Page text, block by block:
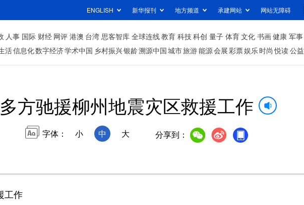
ENGLISH 新华报刊 地方频道 承建网站 网站无障碍
人事 国际 财经 网评 港澳 台湾 思客智库 全球连线教育 科技科创 量子 体育文化 书画健康 军事
活信息化数字经济学术中国 乡村振兴银龄溯源中国城市旅游能源会展彩票娱乐时尚 悦读公益
多方驰援柳州地震灾区救援工作
字体： 小 中 大 分享到：
工作